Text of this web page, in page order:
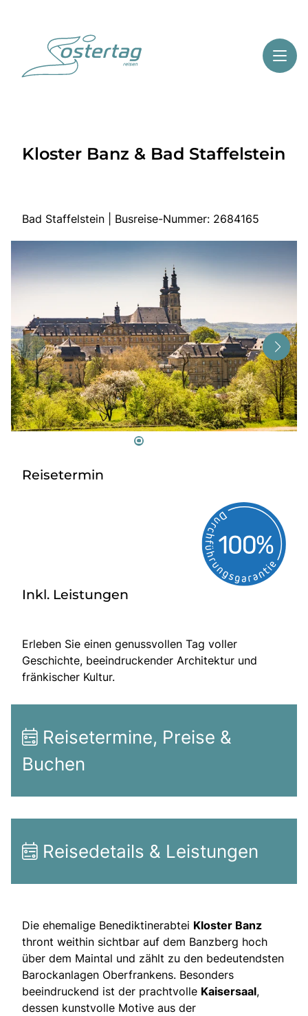
Highlights
Start
Tagesreisen
Bus anmieten
Service
Kontakt
Kloster Banz & Bad Staffelstein
Bad Staffelstein | Busreise-Nummer: 2684165
Reisetermin
Inkl. Leistungen
Erleben Sie einen genussvollen Tag voller
Geschichte, beeindruckender Architektur und
fränkischer Kultur.
Reisetermine, Preise &
Buchen
Reisedetails & Leistungen
Die ehemalige Benediktinerabtei Kloster Banz
thront weithin sichtbar auf dem Banzberg hoch
über dem Maintal und zählt zu den bedeutendsten
Barockanlagen Oberfrankens. Besonders
beeindruckend ist der prachtvolle Kaisersaal,
dessen kunstvolle Motive aus der